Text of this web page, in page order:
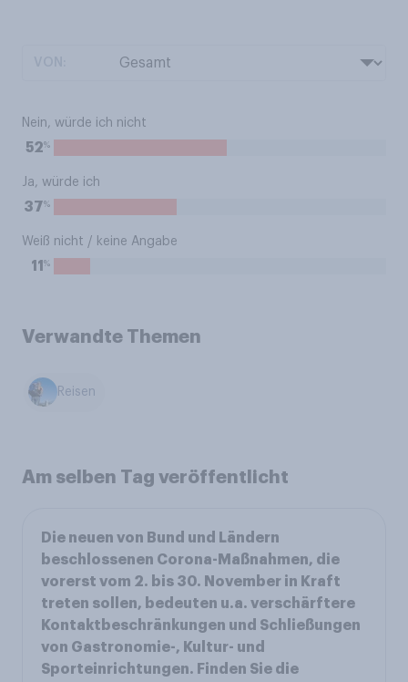
Nein, würde ich nicht
52%
Ja, würde ich
37%
Weiß nicht / keine Angabe
11 %
Verwandte Themen
Reisen
Am selben Tag veröffentlicht
Die neuen von Bund und Ländern
beschlossenen Corona-Maßnahmen, die
vorerst vom 2. bis 30. November in Kraft
treten sollen, bedeuten u.a. verschärftere
Kontaktbeschränkungen und Schließungen
von Gastronomie-, Kultur- und
Sporteinrichtungen. Finden Sie die